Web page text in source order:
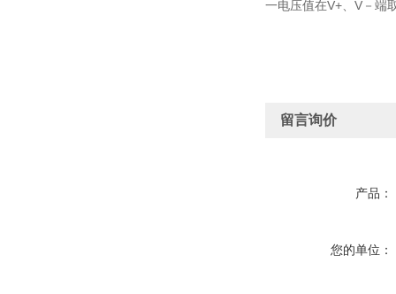
一电压值在V+、V－端
留言询价
产品：
您的单位：